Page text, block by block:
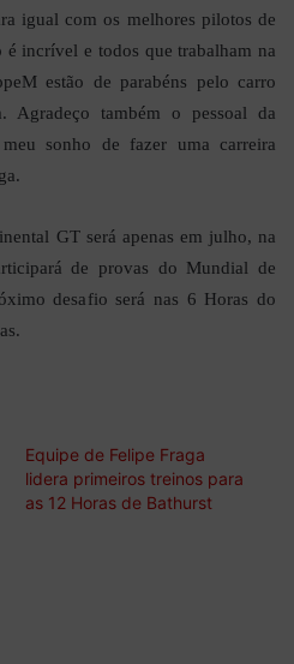
igual com os melhores pilotos de
incrível e todos que trabalham na
estão de parabéns pelo carro
Agradeço também o pessoal da
sonho de fazer uma carreira
GT será apenas em julho, na
de provas do Mundial de
desafio será nas 6 Horas do
Equipe de Felipe Fraga
lidera primeiros treinos para
as 12 Horas de Bathurst